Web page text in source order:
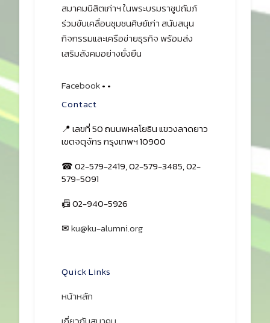
สมาคมนิสิตเก่าฯ ในพระบรมราชูปถัมภ์
ร่วมขับเคลื่อนชุมชนศิษย์เก่า สนับสนุน
กิจกรรมและเครือข่ายธุรกิจ พร้อมส่ง
เสริมสังคมอย่างยั่งยืน
Facebook• •
Contact
📍 เลขที่ 50 ถนนพหลโยธิน แขวงลาดยาว
เขตจตุจักร กรุงเทพฯ 10900
☎ 02-579-2419, 02-579-3485, 02-
579-5091
📠 02-940-5926
✉ku@ku-alumni.org
Quick Links
หน้าหลัก